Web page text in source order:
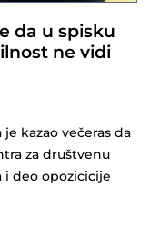
da u spisku
ne vidi
kazao večeras da
za društvenu
i deo opozicicije